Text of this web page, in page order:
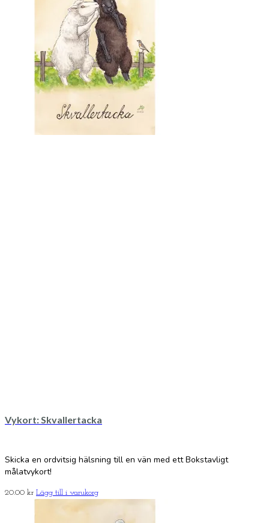
Vykort: Skvallertacka
Skicka en ordvitsig hälsning till en vän med ett Bokstavligt
målatvykort!
20.00 kr Lägg till i varukorg